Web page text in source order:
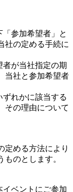
参加希望者」と
社の定める手続に
が当社指定の期
当社と参加希望者
れかに該当する
その理由について
定める方法により
のとします。
イベントにご参加